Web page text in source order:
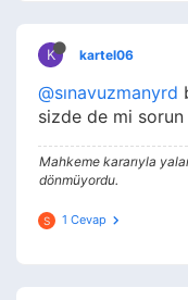
K kartel06
@sınavuzmanyrd
sizde de mi sorun
Mahkeme kararıyla
dönmüyordu.
S 1 Cevap